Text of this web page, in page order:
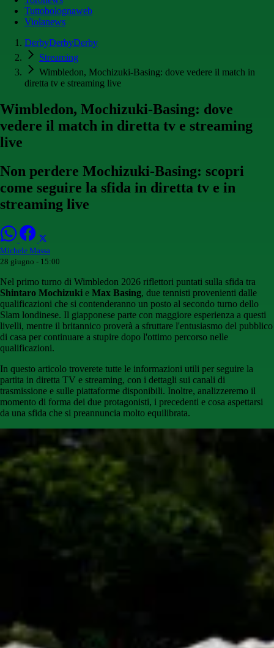
Tuttobolognaweb
Violanews
DerbyDerbyDerby
Streaming
Wimbledon, Mochizuki-Basing: dove vedere il match in
diretta tv e streaming live
Wimbledon, Mochizuki-Basing: dove
vedere il match in diretta tv e streaming
live
Non perdere Mochizuki-Basing: scopri
come seguire la sfida in diretta tv e in
streaming live
Michele Massa
28 giugno - 15:00
Nel primo turno di Wimbledon 2026 riflettori puntati sulla sfida tra
Shintaro Mochizuki e Max Basing, due tennisti provenienti dalle
qualificazioni che si contenderanno un posto al secondo turno dello
Slam londinese. Il giapponese parte con maggiore esperienza a questi
livelli, mentre il britannico proverà a sfruttare l'entusiasmo del pubblico
di casa per continuare a stupire dopo l'ottimo percorso nelle
qualificazioni.
In questo articolo troverete tutte le informazioni utili per seguire la
partita in diretta TV e streaming, con i dettagli sui canali di
trasmissione e sulle piattaforme disponibili. Inoltre, analizzeremo il
momento di forma dei due protagonisti, i precedenti e cosa aspettarsi
da una sfida che si preannuncia molto equilibrata.